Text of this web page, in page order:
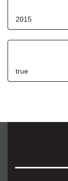
2015
true